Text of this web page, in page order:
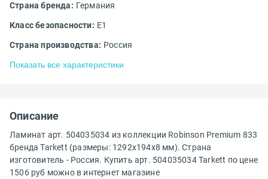
Страна бренда: Германия
Класс безопасности: Е1
Страна производства: Россия
Показать все характеристики
Описание
Ламинат арт. 504035034 из коллекции Robinson Premium 833
бренда Tarkett (размеры: 1292x194x8 мм). Страна
изготовитель - Россия. Купить арт. 504035034 Tarkett по цене
1506 руб можно в интернет магазине